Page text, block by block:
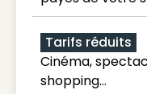
Tarifs réduits
Cinéma,
shopping...